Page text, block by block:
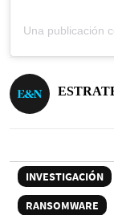
INVESTIGACIÓN
RANSOMWARE